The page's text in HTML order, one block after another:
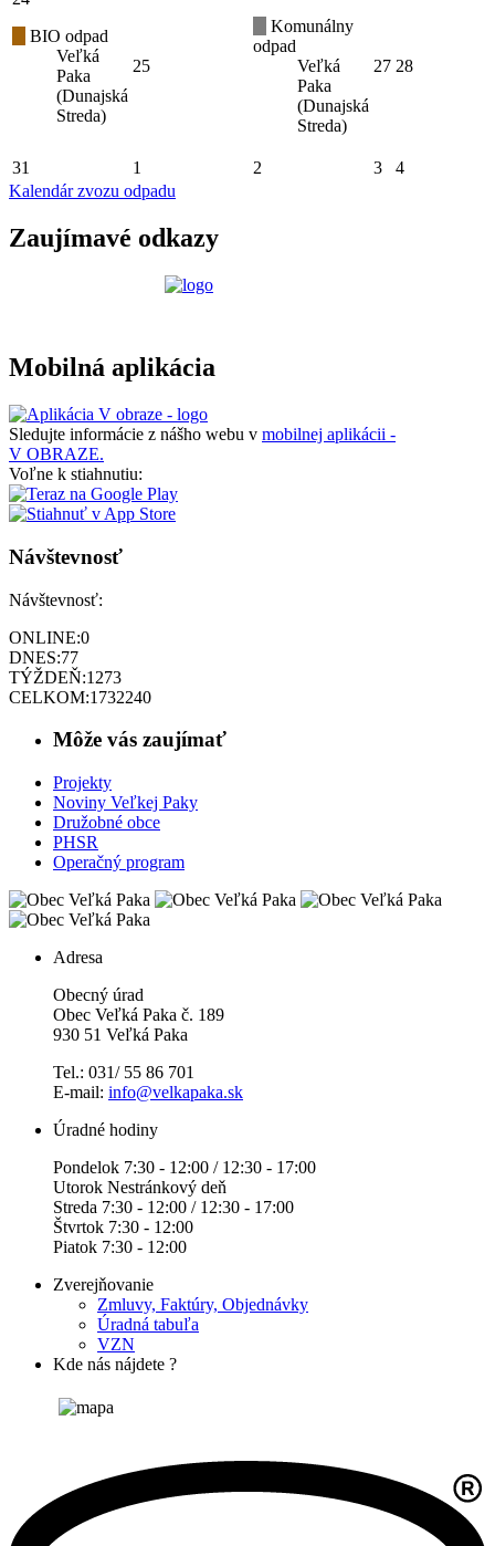
BIO odpad
Veľká
Paka
(Dunajská
Streda)
25
Komunálny
odpad
Veľká
Paka
(Dunajská
Streda)
27 28
31 1 2 3
4
Kalendár zvozu odpadu
Zaujímavé odkazy
Mobilná aplikácia
Sledujte informácie z nášho webu v mobilnej aplikácii -
V OBRAZE.
Voľne k stiahnutiu:
Návštevnosť
Návštevnosť:
ONLINE:0
DNES:77
TÝŽDEŇ:1273
CELKOM:1732240
Môže vás zaujímať
Projekty
Noviny Veľkej Paky
Družobné obce
PHSR
Operačný program
Adresa
Obecný úrad
Obec Veľká Paka č. 189
930 51 Veľká Paka
Tel.: 031/ 55 86 701
E-mail: info@velkapaka.sk
Úradné hodiny
Pondelok 7:30 - 12:00 / 12:30 - 17:00
Utorok Nestránkový deň
Streda 7:30 - 12:00 / 12:30 - 17:00
Štvrtok 7:30 - 12:00
Piatok 7:30 - 12:00
Zverejňovanie
Zmluvy, Faktúry, Objednávky
Úradná tabuľa
VZN
Kde nás nájdete ?